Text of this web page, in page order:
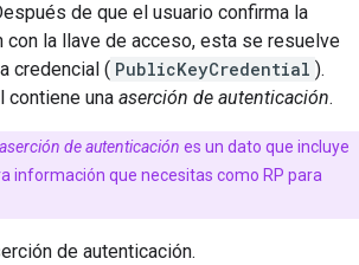
de que el usuario confirma la
con la llave de acceso, esta se resuelve
credencial ( PublicKeyCredential ).
contiene una aserción de autenticación.
aserción de autenticación es un dato que incluye
información que necesitas como RP para
de autenticación.